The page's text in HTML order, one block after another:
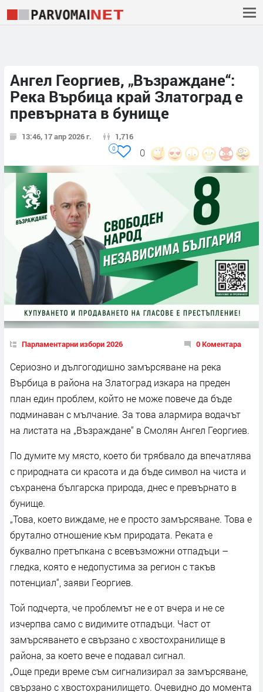
Ангел Георгиев, „Възраждане“:
Река Върбица край Златоград е
превърната в бунище
13:46, 17 апр 2026 г. 1,716
0
0
Парламентарни избори 2026 0 Коментара
Сериозно и дългогодишно замърсяване на река
Върбица в района на Златоград изкара на преден
план един проблем, който не може повече да бъде
подминаван с мълчание. За това алармира водачът
на листата на „Възраждане“ в Смолян Ангел Георгиев.
По думите му място, което би трябвало да впечатлява
с природната си красота и да бъде символ на чиста и
съхранена българска природа, днес е превърнато в
бунище.
„Това, което виждаме, не е просто замърсяване. Това е
брутално отношение към природата. Реката е
буквално претъпкана с всевъзможни отпадъци –
гледка, която е недопустима за регион с такъв
потенциал“, заяви Георгиев.
Той подчерта, че проблемът не е от вчера и не се
изчерпва само с видимите отпадъци. Част от
замърсяването е свързано с хвостохранилище в
района, за което вече е подавал сигнал.
„Още преди време съм сигнализирал за замърсяване,
свързано с хвостохранилището. Очевидно до момента